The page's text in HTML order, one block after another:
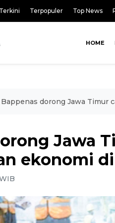
Terkini Terpopuler Top News
HOME
Bappenas dorong Jawa Timur
Jawa
ekonomi di